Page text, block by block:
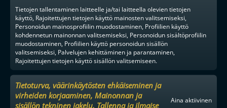
Tietojen tallentaminen laitteelle ja/tai laitteella olevien tietojen
käyttö, Rajoitettujen tietojen käyttö mainosten valitsemiseksi,
Personoidun mainosprofiilin muodostaminen, Profiilien käyttö
kohdennetun mainonnan valitsemiseksi, Personoidun sisältöprofiilin
muodostaminen, Profiilien käyttö personoidun sisällön
valitsemiseksi, Palvelujen kehittäminen ja parantaminen,
Rajoitettujen tietojen käyttö sisällön valitsemiseen.
Tietoturva, väärinkäytösten ehkäiseminen ja
virheiden korjaaminen, Mainonnan ja
sisällön tekninen jakelu, Tallenna ja ilmaise
Aina aktiivinen